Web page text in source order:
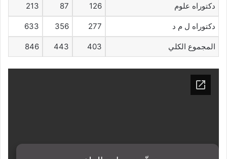
دكتوراه علوم 126
87
213
دكتوراه ل م د 277
356
633
المجموع الكلي 403
443
846